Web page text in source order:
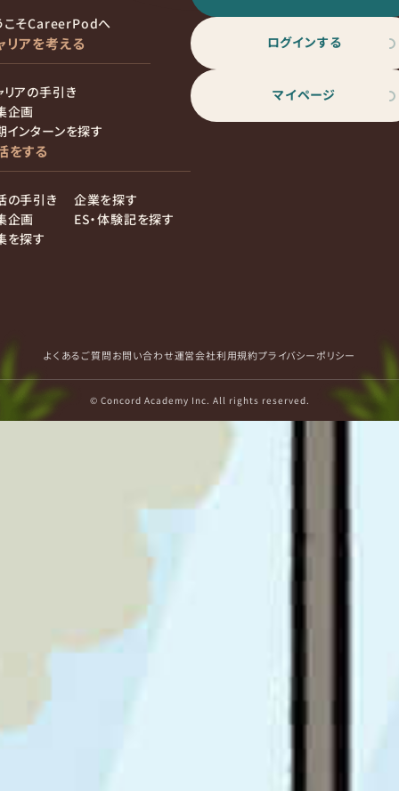
こそCareerPodへ
リアを考える
リアの手引き
企画
インターンを探す
をする
の手引き
企画
を探す
企業を探す
ES・体験記を探す
ログインする
マイページ
よくあるご質問お問い合わせ運営会社利用規約プライバシーポリシー
© Concord Academy Inc. All rights reserved.